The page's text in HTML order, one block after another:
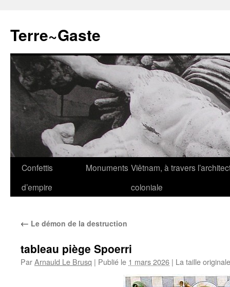
contenu
Terre~Gaste
Confettis
d’empire
Monuments Viêtnam, à travers
coloniale
← Le démon de la destruction
tableau piège Spoerri
ParArnauld Le Brusq | Publié le 1 mars 2026 | La taille